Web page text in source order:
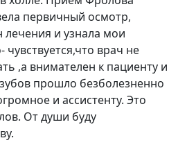
первичный осмотр,
лечения и узнала мои
врач не
,а внимателен к пациенту и
прошло безболезненно
и ассистенту. Это
От души буду